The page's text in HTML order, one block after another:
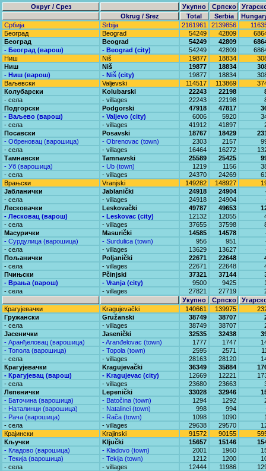
Округ / Срез Укупно Српско
Okrug / Srez
Total Serbia
Србија
Srbija 2161961 2139856
Београд
Beograd 54249 42809
Београд
Beograd 54249 42809
- Београд (варош)
- Beograd (city) 54249 42809
Ниш
Niš 19877 18834
Ниш
Niš 19877 18834
- Ниш (варош)
- Niš (city) 19877 18834
Ваљевски
Valjevski 114517 113869
Колубарски
Kolubarski 22243 22198
- села
- villages 22243 22198
Подгорски
Podgorski 47918 47817
- Ваљево (варош)
- Valjevo (city) 6006 5920
- села
- villages 41912 41897
Посавски
Posavski 18767 18429
- Обреновац (варошица)
- Obrenovac (town) 2303 2157
- села
- villages 16464 16272
Тамнавски
Tamnavski 25589 25425
- Уб (варошица)
- Ub (town) 1219 1156
- села
- villages 24370 24269
Врањски
Vranjski 149282 148927
Јабланички
Jablanički 24918 24904
- села
- villages 24918 24904
Лесковачки
Leskovački 49787 49653
- Лесковац (варош)
- Leskovac (city) 12132 12055
- села
- villages 37655 37598
Масурички
Masurički 14585 14578
- Сурдулица (варошица)
- Surdulica (town) 956 951
- села
- villages 13629 13627
Пољанички
Poljanički 22671 22648
- села
- villages 22671 22648
Пчињски
Pčinjski 37321 37144
- Врања (варош)
- Vranja (city) 9500 9425
- села
- villages 27821 27719
Укупно
Српско
Крагујевачки
Kragujevački 140661 139975
Гружански
Gružanski 38749 38707
- села
- villages 38749 38707
Јасенички
Jasenički 32535 32438
- Аранђеловац (варошица)
- Aranđelovac (town) 1777 1747
- Топола (варошица)
- Topola (town) 2595 2571
- села
- villages 28163 28120
Крагујевачки
Kragujevački 36349 35884
- Крагујевац (варош)
- Kragujevac (city) 12669 12221
- села
- villages 23680 23663
Лепенички
Lepenički 33028 32946
- Баточина (варошица)
- Batočina (town) 1294 1292
- Наталинци (варошица)
- Natalinci (town) 998 994
- Рача (варошица)
- Rača (town) 1098 1090
- села
- villages 29638 29570
Крајински
Krajinski 91572 90155
Кључки
Ključki 15657 15146
- Кладово (варошица)
- Kladovo (town) 2001 1960
- Текија (варошица)
- Tekija (town) 1212 1200
- села
- villages 12444 11986